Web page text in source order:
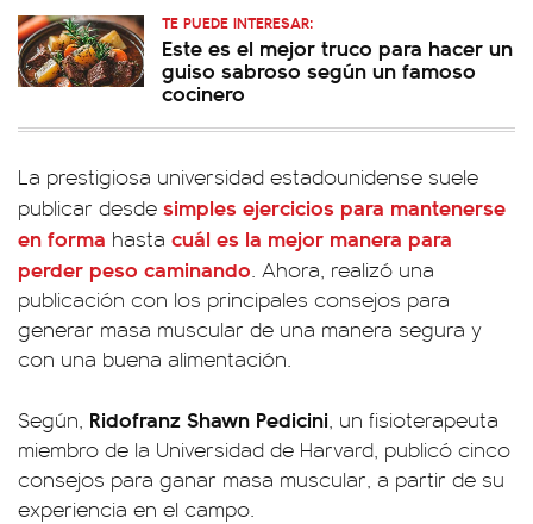
TE PUEDE INTERESAR:
Este es el mejor truco para hacer un
guiso sabroso según un famoso
cocinero
La prestigiosa universidad estadounidense suele
publicar desde simples ejercicios para mantenerse
en forma hasta cuál es la mejor manera para
perder peso caminando. Ahora, realizó una
publicación con los principales consejos para
generar masa muscular de una manera segura y
con una buena alimentación.
Según, Ridofranz Shawn Pedicini, un fisioterapeuta
miembro de la Universidad de Harvard, publicó cinco
consejos para ganar masa muscular, a partir de su
experiencia en el campo.